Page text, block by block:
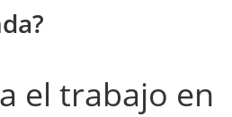
el trabajo en